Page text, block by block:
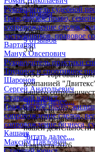
Руководитель судебной
Гражданское право,
сопровождение сделок,
застройщиков, правовое
Вартанян
Манук Овсепович
Руководитель практики
Трудовое и спортивное
Шаронов
Сергей Анатольевич
Старший юрист
Гражданское право,
сопровождение сделок,
сопровождение бизнеса,
Кашаев
Максим Павлович
2Gis
3 отзыва
5.0
Zoon
9 отзывов
5.0
14 апреля 2020
ООО "Торговый дом
компанией
нашего
Читать далее....
8 августа 2026
Уже не первый год
нашей
Читать далее....
8 августа 2026